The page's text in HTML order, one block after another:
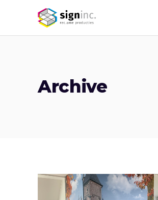
Archive